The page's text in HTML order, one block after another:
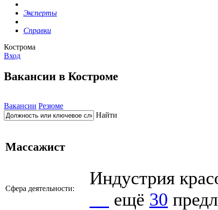
Эксперты
Справки
Кострома
Вход
Вакансии в Костроме
Вакансии Резюме
Найти
Массажист
Сфера деятельности:
Индустрия
ещё 30